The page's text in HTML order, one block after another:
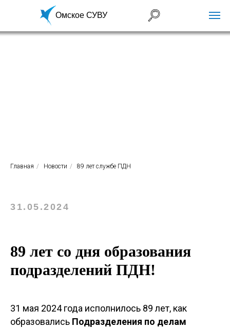
Омское СУВУ
Главная / Новости / 89 лет службе ПДН
31.05.2024
89 лет со дня образования
подразделений ПДН!
31 мая 2024 года исполнилось 89 лет, как
образовались Подразделения по делам